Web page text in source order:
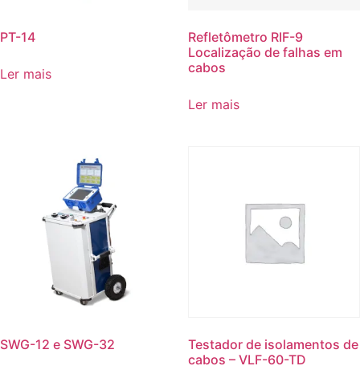
PT-14
Ler mais
Refletômetro RIF-9
Localização de falhas em
cabos
Ler mais
SWG-12 e SWG-32
Testador de isolamentos de
cabos – VLF-60-TD